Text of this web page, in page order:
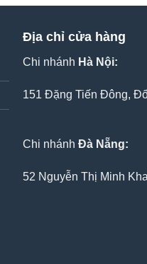
Địa chỉ cửa hàng
Chi nhánh Hà Nội:
151 Đặng Tiến Đông,
Chi nhánhĐà Nẵng:
52 Nguyễn Thị Minh